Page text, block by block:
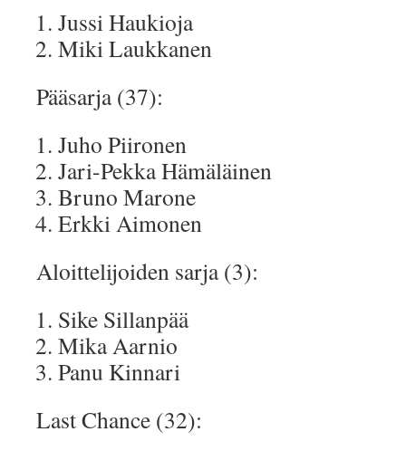
Jussi Haukioja
Miki Laukkanen
Pääsarja (37):
Juho Piironen
Jari-Pekka Hämäläinen
Bruno Marone
Erkki Aimonen
Aloittelijoiden sarja (3):
Sike Sillanpää
Mika Aarnio
Panu Kinnari
Last Chance (32):